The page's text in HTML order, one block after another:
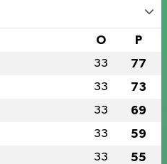
O P
33 77
33 73
33 69
33 59
33 55